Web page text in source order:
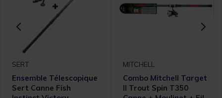
SERT
Ensemble Télescopique
Sert Canne Fish
MITCHELL
Combo Mitchell Target
II Trout Spin T350